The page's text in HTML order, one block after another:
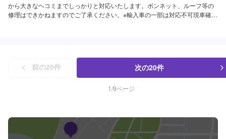
から大きなヘコミまでしっかりと対応いたします。ボンネット、ルーフ等の
修理はできかねますのでご了承ください。※輸入車の一部は対応不可現車確認
前の20件 次の20件
1/9ページ